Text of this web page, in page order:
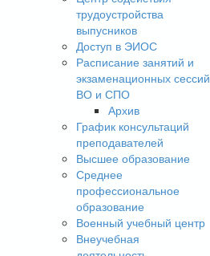
трудоустройства
выпусников
Доступ в ЭИОС
Расписание занятий и
экзаменационных сессий
ВО и СПО
Архив
График консультаций
преподавателей
Высшее образование
Среднее
профессиональное
образование
Военный учебный центр
Внеучебная